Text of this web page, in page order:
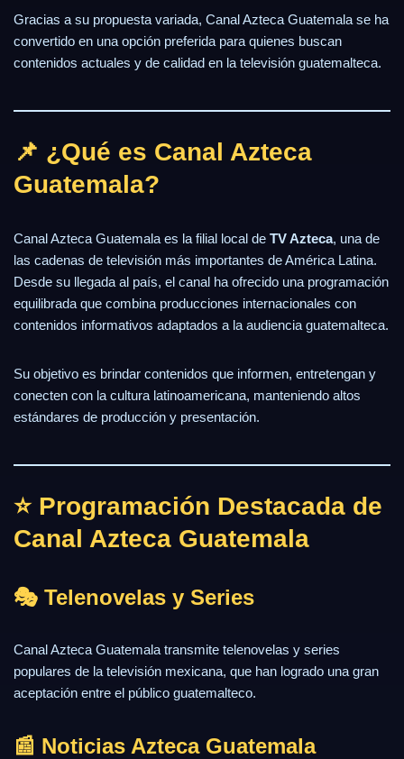
Gracias a su propuesta variada, Canal Azteca Guatemala se ha
convertido en una opción preferida para quienes buscan
contenidos actuales y de calidad en la televisión guatemalteca.
📌 ¿Qué es Canal Azteca
Guatemala?
Canal Azteca Guatemala es la filial local de TV Azteca, una de
las cadenas de televisión más importantes de América Latina.
Desde su llegada al país, el canal ha ofrecido una programación
equilibrada que combina producciones internacionales con
contenidos informativos adaptados a la audiencia guatemalteca.
Su objetivo es brindar contenidos que informen, entretengan y
conecten con la cultura latinoamericana, manteniendo altos
estándares de producción y presentación.
⭐ Programación Destacada de
Canal Azteca Guatemala
🎭 Telenovelas y Series
Canal Azteca Guatemala transmite telenovelas y series
populares de la televisión mexicana, que han logrado una gran
aceptación entre el público guatemalteco.
📰 Noticias Azteca Guatemala